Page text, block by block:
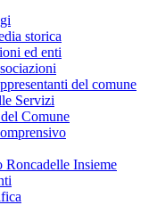
storica
ed enti
del comune
Servizi
Comune
Roncadelle Insieme